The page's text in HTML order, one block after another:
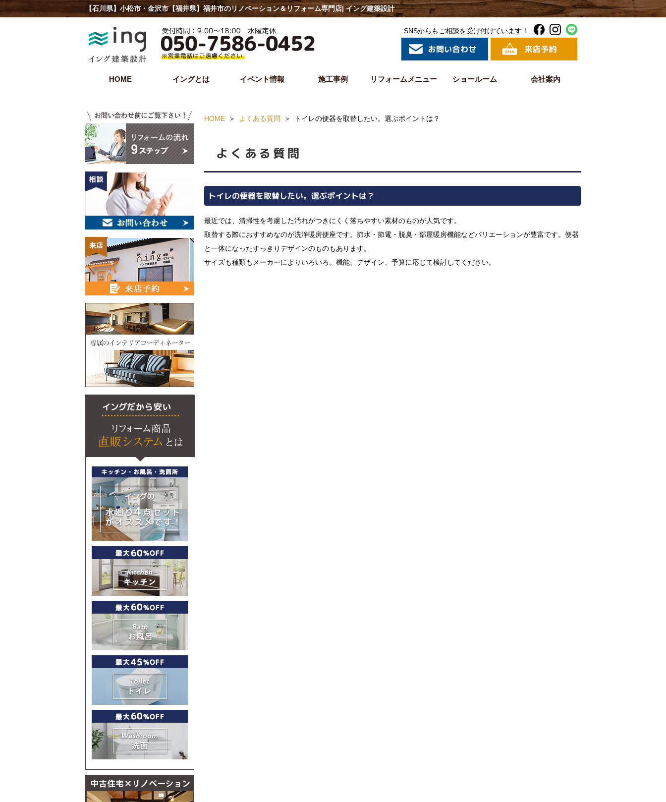
【石川県】小松市・金沢市【福井県】福井市のリノベーション＆リフォーム専門店| イング建築設計
SNSからもご相談を受け付けています！
HOME イングとは イベント情報 施工事例 リフォームメニュー ショールーム 会社案内
HOME よくある質問 トイレの便器を取替したい。選ぶポイントは？
よくある質問
トイレの便器を取替したい。選ぶポイントは？
最近では、清掃性を考慮した汚れがつきにくく落ちやすい素材のものが人気です。
取替する際におすすめなのが洗浄暖房便座です。節水・節電・脱臭・部屋暖房機能などバリエーションが豊富です。便器
と一体になったすっきりデザインのものもあります。
サイズも種類もメーカーによりいろいろ。機能、デザイン、予算に応じて検討してください。